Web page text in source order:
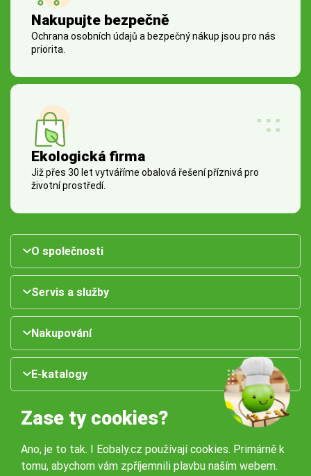
Nakupujte bezpečně
Ochrana osobních údajů a bezpečný nákup jsou pro nás
priorita.
Ekologická firma
Již přes 30 let vytváříme obalová řešení příznivá pro
životní prostředí.
O společnosti
Servis a služby
Nakupování
E-katalogy
Zase ty cookies?
Ano, je to tak. I Eobaly.cz používají cookies. Primárně k
tomu, abychom vám zpříjemnili plavbu naším webem.